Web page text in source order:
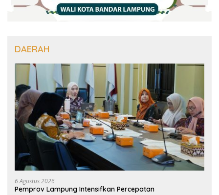
DAERAH
6 Agustus 2026
Pemprov Lampung Intensifkan Percepatan